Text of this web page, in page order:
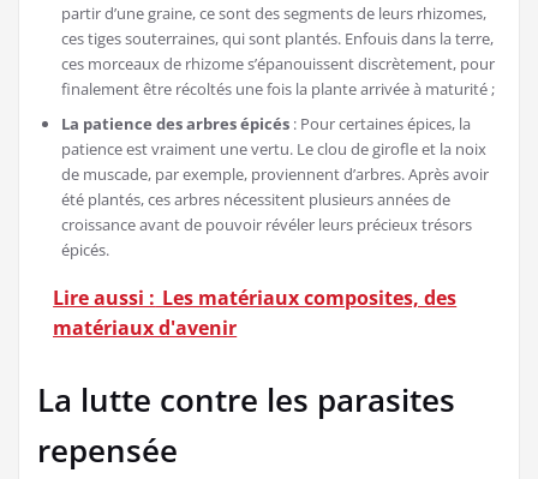
partir d’une graine, ce sont des segments de leurs rhizomes,
ces tiges souterraines, qui sont plantés. Enfouis dans la terre,
ces morceaux de rhizome s’épanouissent discrètement, pour
finalement être récoltés une fois la plante arrivée à maturité ;
La patience des arbres épicés : Pour certaines épices, la
patience est vraiment une vertu. Le clou de girofle et la noix
de muscade, par exemple, proviennent d’arbres. Après avoir
été plantés, ces arbres nécessitent plusieurs années de
croissance avant de pouvoir révéler leurs précieux trésors
épicés.
Lire aussi : Les matériaux composites, des
matériaux d'avenir
La lutte contre les parasites
repensée